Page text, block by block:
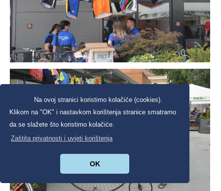
Na ovoj stranici koristimo kolačiće (cookies).
Klikom na "OK" i nastavkom korištenja stranice smatramo
da se slažete što koristimo kolačiće.
Zaštita privatnosti i uvjeti korištenja
OK